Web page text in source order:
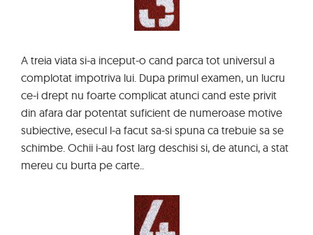
A treia viata si-a inceput-o cand parca tot universul a
complotat impotriva lui. Dupa primul examen, un lucru
ce-i drept nu foarte complicat atunci cand este privit
din afara dar potentat suficient de numeroase motive
subiective, esecul l-a facut sa-si spuna ca trebuie sa se
schimbe. Ochii i-au fost larg deschisi si, de atunci, a stat
mereu cu burta pe carte..